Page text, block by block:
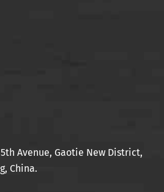
Avenue, Gaotie New District,
China.